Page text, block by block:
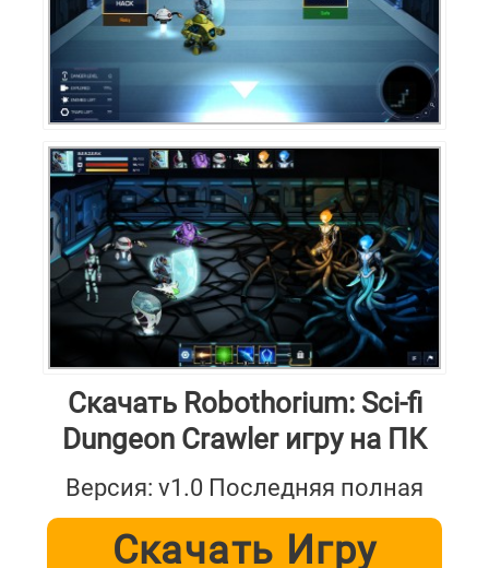
Скачать Robothorium: Sci-fi
Dungeon Crawler игру на ПК
Версия: v1.0 Последняя полная
Скачать Игру